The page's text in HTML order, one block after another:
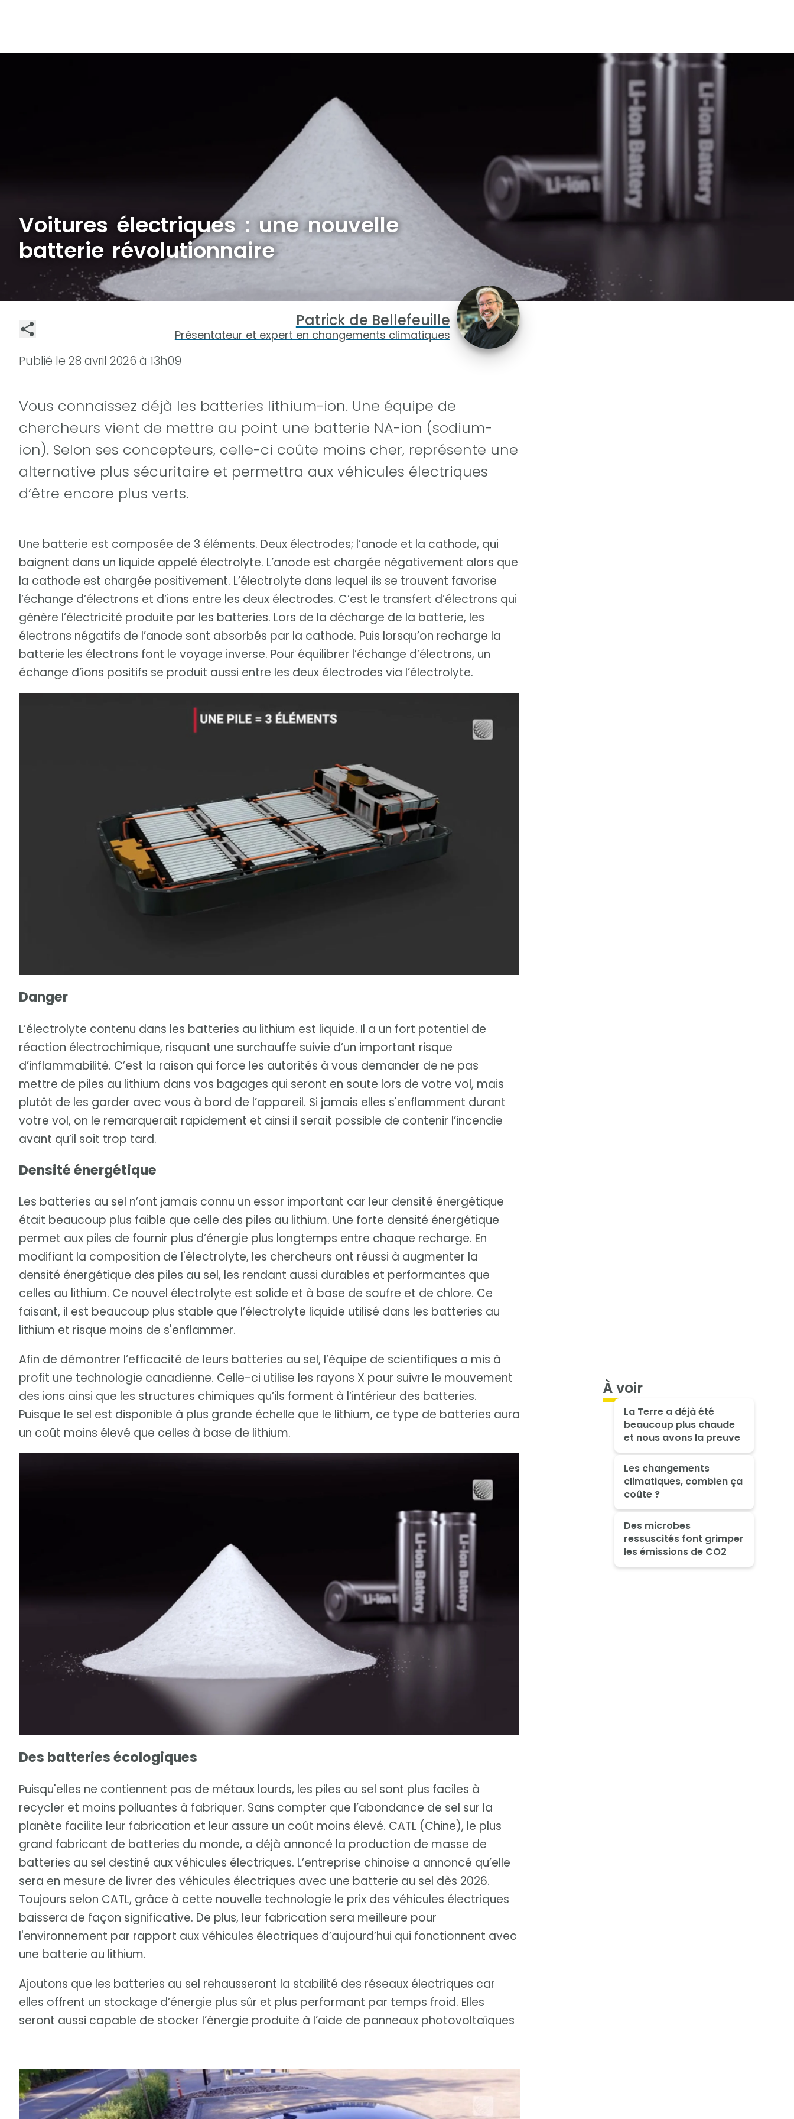
Voitures électriques : une nouvelle
batterie révolutionnaire
Patrick de Bellefeuille
Présentateur et expert en changements climatiques
Publié le 28 avril 2026 à 13h09
Vous connaissez déjà les batteries lithium-ion. Une équipe de
chercheurs vient de mettre au point une batterie NA-ion (sodium-
ion). Selon ses concepteurs, celle-ci coûte moins cher, représente une
alternative plus sécuritaire et permettra aux véhicules électriques
d’être encore plus verts.
Une batterie est composée de 3 éléments. Deux électrodes; l’anode et la cathode, qui
baignent dans un liquide appelé électrolyte. L’anode est chargée négativement alors que
la cathode est chargée positivement. L’électrolyte dans lequel ils se trouvent favorise
l’échange d’électrons et d’ions entre les deux électrodes. C’est le transfert d’électrons qui
génère l’électricité produite par les batteries. Lors de la décharge de la batterie, les
électrons négatifs de l’anode sont absorbés par la cathode. Puis lorsqu’on recharge la
batterie les électrons font le voyage inverse. Pour équilibrer l’échange d’électrons, un
échange d’ions positifs se produit aussi entre les deux électrodes via l’électrolyte.
Danger
L’électrolyte contenu dans les batteries au lithium est liquide. Il a un fort potentiel de
réaction électrochimique, risquant une surchauffe suivie d’un important risque
d’inflammabilité. C’est la raison qui force les autorités à vous demander de ne pas
mettre de piles au lithium dans vos bagages qui seront en soute lors de votre vol, mais
plutôt de les garder avec vous à bord de l’appareil. Si jamais elles s'enflamment durant
votre vol, on le remarquerait rapidement et ainsi il serait possible de contenir l’incendie
avant qu’il soit trop tard.
Densité énergétique
Les batteries au sel n’ont jamais connu un essor important car leur densité énergétique
était beaucoup plus faible que celle des piles au lithium. Une forte densité énergétique
permet aux piles de fournir plus d’énergie plus longtemps entre chaque recharge. En
modifiant la composition de l'électrolyte, les chercheurs ont réussi à augmenter la
densité énergétique des piles au sel, les rendant aussi durables et performantes que
celles au lithium. Ce nouvel électrolyte est solide et à base de soufre et de chlore. Ce
faisant, il est beaucoup plus stable que l’électrolyte liquide utilisé dans les batteries au
lithium et risque moins de s'enflammer.
Afin de démontrer l’efficacité de leurs batteries au sel, l’équipe de scientifiques a mis à
profit une technologie canadienne. Celle-ci utilise les rayons X pour suivre le mouvement
des ions ainsi que les structures chimiques qu’ils forment à l’intérieur des batteries.
Puisque le sel est disponible à plus grande échelle que le lithium, ce type de batteries aura
un coût moins élevé que celles à base de lithium.
Des batteries écologiques
Puisqu'elles ne contiennent pas de métaux lourds, les piles au sel sont plus faciles à
recycler et moins polluantes à fabriquer. Sans compter que l’abondance de sel sur la
planète facilite leur fabrication et leur assure un coût moins élevé. CATL (Chine), le plus
grand fabricant de batteries du monde, a déjà annoncé la production de masse de
batteries au sel destiné aux véhicules électriques. L’entreprise chinoise a annoncé qu’elle
sera en mesure de livrer des véhicules électriques avec une batterie au sel dès 2026.
Toujours selon CATL, grâce à cette nouvelle technologie le prix des véhicules électriques
baissera de façon significative. De plus, leur fabrication sera meilleure pour
l'environnement par rapport aux véhicules électriques d’aujourd’hui qui fonctionnent avec
une batterie au lithium.
Ajoutons que les batteries au sel rehausseront la stabilité des réseaux électriques car
elles offrent un stockage d’énergie plus sûr et plus performant par temps froid. Elles
seront aussi capable de stocker l’énergie produite à l’aide de panneaux photovoltaïques
À voir
La Terre a déjà été
beaucoup plus chaude
et nous avons la preuve
Les changements
climatiques, combien ça
coûte ?
Des microbes
ressuscités font grimper
les émissions de CO2